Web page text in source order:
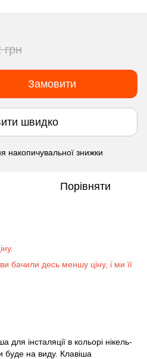
грн
Замовити
швидко
накопичувальної знижки
Порівняти
бачили десь меншу ціну, і ми її
інсталяції в кольорі нікель-
буде на виду. Клавіша